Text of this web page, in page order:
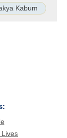
Kabum